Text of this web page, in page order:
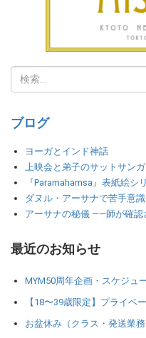
ブログ
ヨーガとインド神話
上映会と弟子のサットサンガ
『Paramahamsa』表紙絵シ
ダヌル・アーサナで苦手意
アーサナの秘儀 ――師が確
最近のお知らせ
MYM50周年企画・スケジュ
【18〜39歳限定】プライベ
お盆休み（クラス・発送業